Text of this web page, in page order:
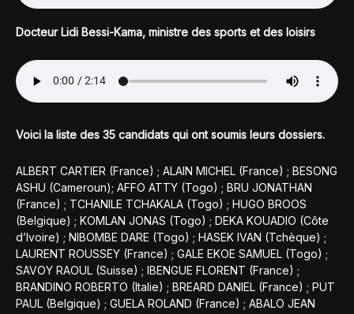
Docteur Lidi Bessi-Kama, ministre des sports et des loisirs
Voici la liste des 35 candidats qui ont soumis leurs dossiers.
ALBERT CARTIER (France) ; ALAIN MICHEL (France) ; BESONG
ASHU (Cameroun); AFFO ATTY (Togo) ; BRU JONATHAN
(France) ; TCHANILE TCHAKALA (Togo) ; HUGO BROOS
(Belgique) ; KOMLAN JONAS (Togo) ; DEKA KOUADIO (Côte
d’Ivoire) ; NIBOMBE DARE (Togo) ; HASEK IVAN (Tchèque) ;
LAURENT ROUSSEY (France) ; GALE EKOE SAMUEL (Togo) ;
SAVOY RAOUL (Suisse) ; IBENGUE FLORENT (France) ;
BRANDINO ROBERTO (Italie) ; BREARD DANIEL (France) ; PUT
PAUL (Belgique) ; GUELA ROLAND (France) ; ABALO JEAN